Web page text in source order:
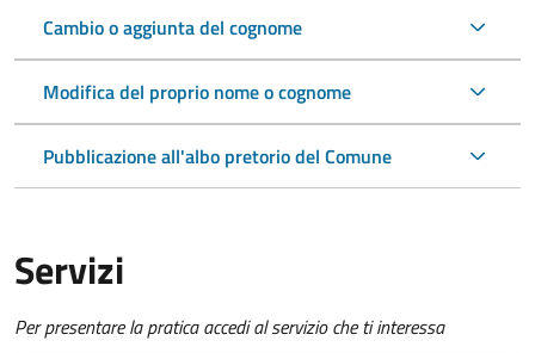
Cambio o aggiunta del cognome
Modifica del proprio nome o cognome
Pubblicazione all'albo pretorio del Comune
Servizi
Per presentare la pratica accedi al servizio che ti interessa